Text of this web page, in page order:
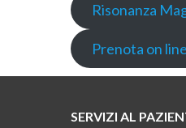
Risonanza
Prenota on line
SERVIZI AL